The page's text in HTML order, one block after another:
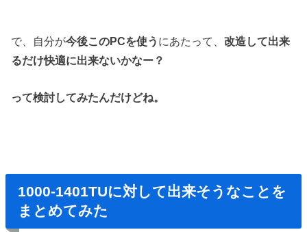
で、自分が今後このPCを使う にあたって、改造して出来
るだけ快適に出来ないかなー？
って検討してみたんだけどね。
1000-1401TUに対して出来そうなことを
まとめてみた